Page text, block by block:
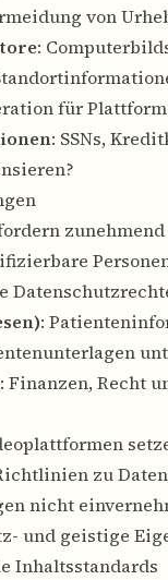
von
:
für
: SSNs,
:
: Finanzen, Recht
zu
nicht
und geistige
Inhaltsstandards